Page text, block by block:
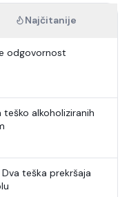
Najčitanije
odgovornost
alkoholiziranih
teška prekršaja